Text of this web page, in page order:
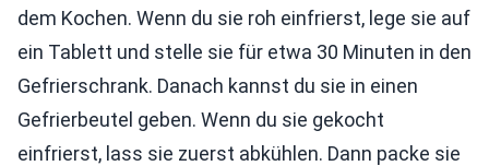
dem Kochen. Wenn du sie roh einfrierst, lege sie auf
ein Tablett und stelle sie für etwa 30 Minuten in den
Gefrierschrank. Danach kannst du sie in einen
Gefrierbeutel geben. Wenn du sie gekocht
einfrierst, lass sie zuerst abkühlen. Dann packe sie